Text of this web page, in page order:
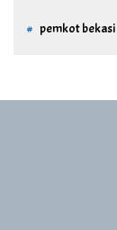
pemkot bekasi